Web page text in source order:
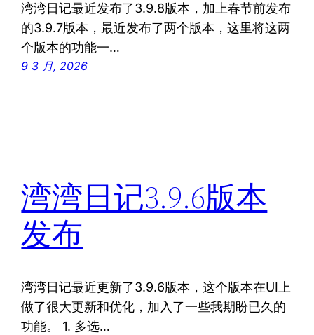
湾湾日记最近发布了3.9.8版本，加上春节前发布
的3.9.7版本，最近发布了两个版本，这里将这两
个版本的功能一…
9 3 月, 2026
湾湾日记3.9.6版本
发布
湾湾日记最近更新了3.9.6版本，这个版本在UI上
做了很大更新和优化，加入了一些我期盼已久的
功能。 1. 多选…